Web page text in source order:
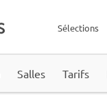
Sélections
Salles Tarifs